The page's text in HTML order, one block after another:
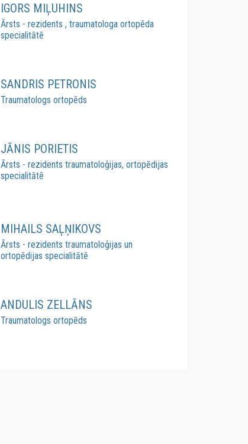
IGORS MIĻUHINS
Ārsts - rezidents , traumatologa ortopēda
specialitātē
SANDRIS PETRONIS
Traumatologs ortopēds
JĀNIS PORIETIS
Ārsts - rezidents traumatoloģijas, ortopēdijas
specialitātē
MIHAILS SAĻŅIKOVS
Ārsts - rezidents traumatoloģijas un
ortopēdijas specialitātē
ANDULIS ZELLĀNS
Traumatologs ortopēds